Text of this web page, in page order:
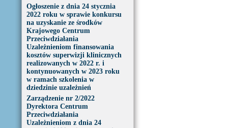
Ogłoszenie z dnia 24 stycznia
2022 roku w sprawie konkursu
na uzyskanie ze środków
Krajowego Centrum
Przeciwdziałania
Uzależnieniom finansowania
kosztów superwizji klinicznych
realizowanych w 2022 r. i
kontynuowanych w 2023 roku
w ramach szkolenia w
dziedzinie uzależnień
Zarządzenie nr 2/2022
Dyrektora Centrum
Przeciwdziałania
Uzależnieniom z dnia 24